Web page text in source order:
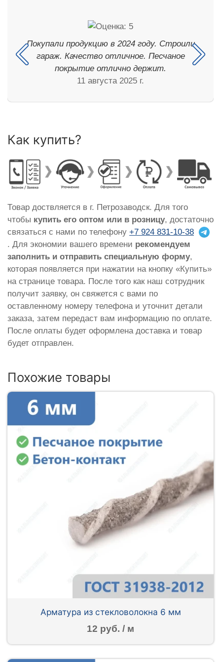
Покупали продукцию в 2024 году. Строили
гараж. Качество отличное. Песчаное
покрытие отлично держит.
11 августа 2025 г.
Как купить?
Товар доствляется в г. Петрозаводск. Для того
чтобы купить его оптом или в розницу, достаточно
связаться с нами по телефону +7 924 831-10-38
. Для экономии вашего времени рекомендуем
заполнить и отправить специальную форму,
которая появляется при нажатии на кнопку «Купить»
на странице товара. После того как наш сотрудник
получит заявку, он свяжется с вами по
оставленному номеру телефона и уточнит детали
заказа, затем передаст вам информацию по оплате.
После оплаты будет оформлена доставка и товар
будет отправлен.
Похожие товары
Арматура из стекловолокна 6 мм
12 руб. / м